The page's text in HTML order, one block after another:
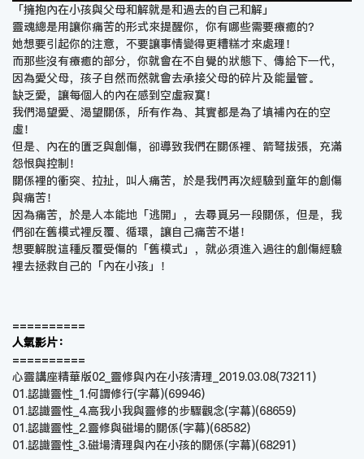
「擁抱內在小孩與父母和解就是和過去的自己和解」
靈魂總是用讓你痛苦的形式來提醒你，你有哪些需要療癒的？
她想要引起你的注意，不要讓事情變得更糟糕才來處理！
而那些沒有療癒的部分，你就會在不自覺的狀態下、傳給下一代，
因為愛父母，孩子自然而然就會去承接父母的碎片及能量管。
缺乏愛，讓每個人的內在感到空虛寂寞！
我們渴望愛、渴望關係，所有作為、其實都是為了填補內在的空
虛！
但是、內在的匱乏與創傷，卻導致我們在關係裡、箭弩拔張，充滿
怨恨與控制！
關係裡的衝突、拉扯，叫人痛苦，於是我們再次經驗到童年的創傷
與痛苦！
因為痛苦，於是人本能地「逃開」，去尋覓另一段關係，但是，我
們卻在舊模式裡反覆、循環，讓自己痛苦不堪！
想要解脫這種反覆受傷的「舊模式」，就必須進入過往的創傷經驗
裡去拯救自己的「內在小孩」！
==========
人氣影片：
==========
心靈講座精華版02_靈修與內在小孩清理_2019.03.08(73211)
01.認識靈性_1.何謂修行(字幕)(69946)
01.認識靈性_4.高我小我與靈修的步驟觀念(字幕)(68659)
01.認識靈性_2.靈修與磁場的關係(字幕)(68582)
01.認識靈性_3.磁場清理與內在小孩的關係(字幕)(68291)